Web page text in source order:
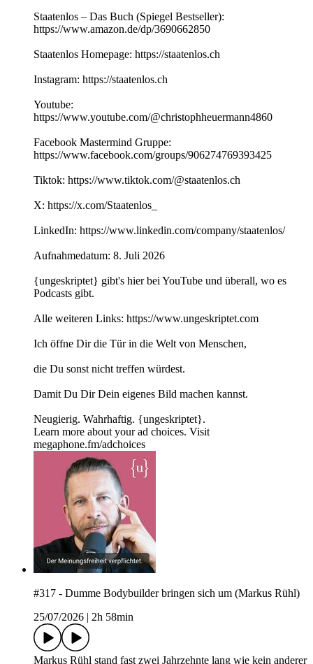
Staatenlos – Das Buch (Spiegel Bestseller):
https://www.amazon.de/dp/3690662850
Staatenlos Homepage: https://staatenlos.ch
Instagram: https://staatenlos.ch
Youtube:
https://www.youtube.com/@christophheuermann4860
Facebook Mastermind Gruppe:
https://www.facebook.com/groups/906274769393425
Tiktok: https://www.tiktok.com/@staatenlos.ch
X: https://x.com/Staatenlos_
LinkedIn: https://www.linkedin.com/company/staatenlos/
Aufnahmedatum: 8. Juli 2026
{ungeskriptet} gibt's hier bei YouTube und überall, wo es
Podcasts gibt.
Alle weiteren Links: https://www.ungeskriptet.com
Ich öffne Dir die Tür in die Welt von Menschen,
die Du sonst nicht treffen würdest.
Damit Du Dir Dein eigenes Bild machen kannst.
Neugierig. Wahrhaftig. {ungeskriptet}.
Learn more about your ad choices. Visit
megaphone.fm/adchoices
#317 - Dumme Bodybuilder bringen sich um (Markus Rühl)
25/07/2026
2h 58min
Markus Rühl stand fast zwei Jahrzehnte lang wie kein anderer